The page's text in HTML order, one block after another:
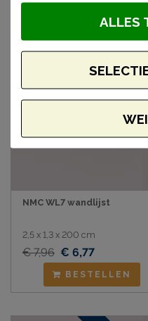
artikelen
Aanbieding
NMC WL7 wandlijst
2,5 x 1,3 x 200 cm
€ 7,96 € 6,77
BESTELLEN
ALLES